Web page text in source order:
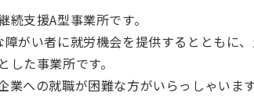
支援A型事業所です。
がい者に就労機会を提供するとともに
た事業所です。
への就職が困難な方がいらっしゃいま